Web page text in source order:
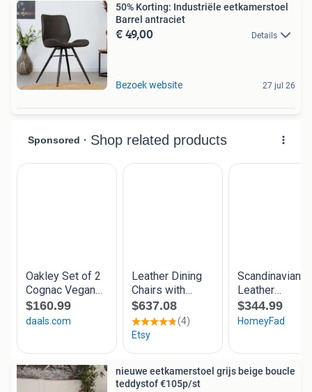
50% Korting: Industriële eetkamerstoel
Barrel antraciet
€ 49,00 Details
Bezoek website 27 jul 26
nieuwe eetkamerstoel grijs beige boucle
teddystof €105p/st